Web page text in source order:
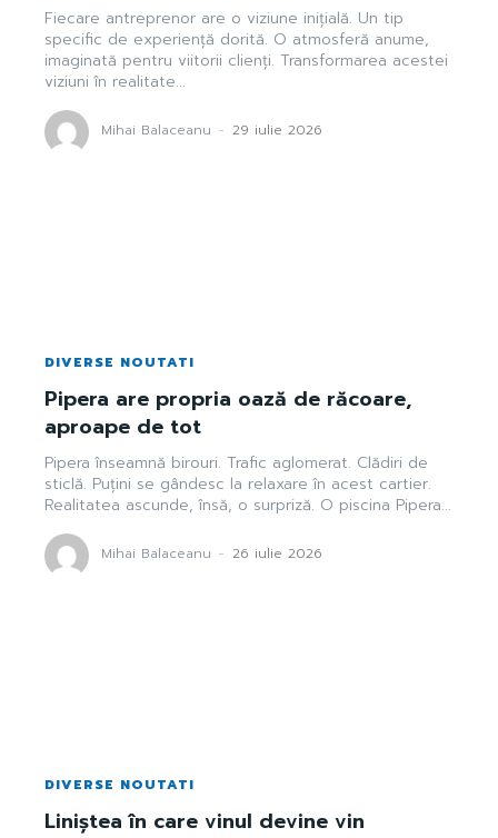
Fiecare antreprenor are o viziune inițială. Un tip
specific de experiență dorită. O atmosferă anume,
imaginată pentru viitorii clienți. Transformarea acestei
viziuni în realitate...
Mihai Balaceanu - 29 iulie 2026
DIVERSE NOUTATI
Pipera are propria oază de răcoare,
aproape de tot
Pipera înseamnă birouri. Trafic aglomerat. Clădiri de
sticlă. Puțini se gândesc la relaxare în acest cartier.
Realitatea ascunde, însă, o surpriză. O piscina Pipera...
Mihai Balaceanu - 26 iulie 2026
DIVERSE NOUTATI
Liniștea în care vinul devine vin